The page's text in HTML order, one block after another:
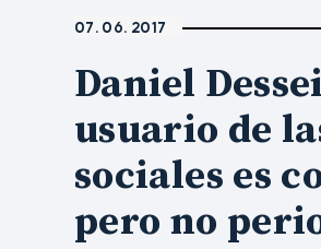
07. 06. 2017
Daniel
usuario de
sociales es
pero no